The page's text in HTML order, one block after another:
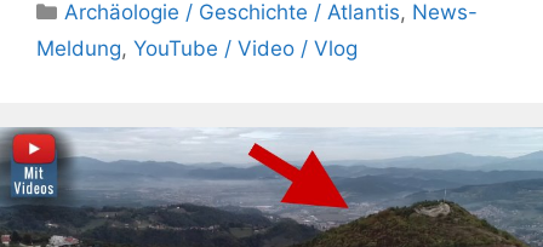
Kategorien
Archäologie / Geschichte / Atlantis, News-
Meldung, YouTube / Video / Vlog